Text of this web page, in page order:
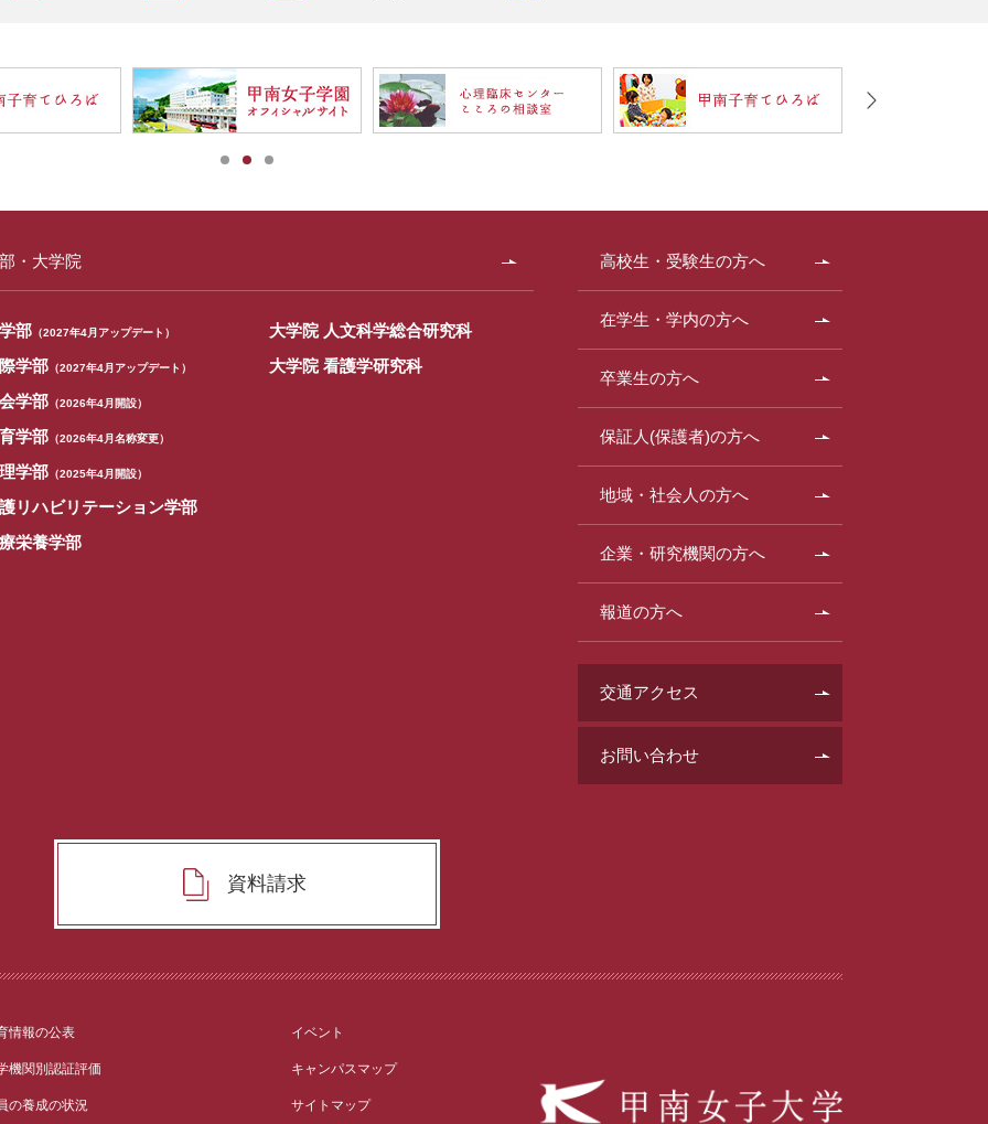
・大学院
部 （2027年4月アップデート）
学部 （2027年4月アップデート）
学部 （2026年4月開設）
学部 （2026年4月名称変更）
学部 （2025年4月開設）
リハビリテーション学部
栄養学部
大学院 人文科学総合研究科
大学院 看護学研究科
高校生・受験生の方へ
在学生・学内の方へ
卒業生の方へ
保証人(保護者)の方へ
地域・社会人の方へ
企業・研究機関の方へ
報道の方へ
交通アクセス
お問い合わせ
資料請求
情報の公表
機関別認証評価
の養成の状況
イベント
キャンパスマップ
サイトマップ